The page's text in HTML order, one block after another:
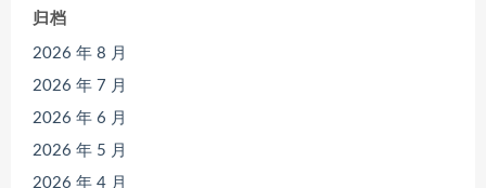
归档
2026 年 8 月
2026 年 7 月
2026 年 6 月
2026 年 5 月
2026 年 4 月